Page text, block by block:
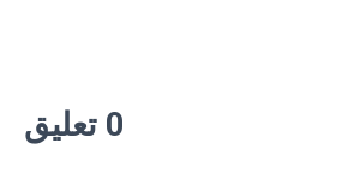
0 تعليق